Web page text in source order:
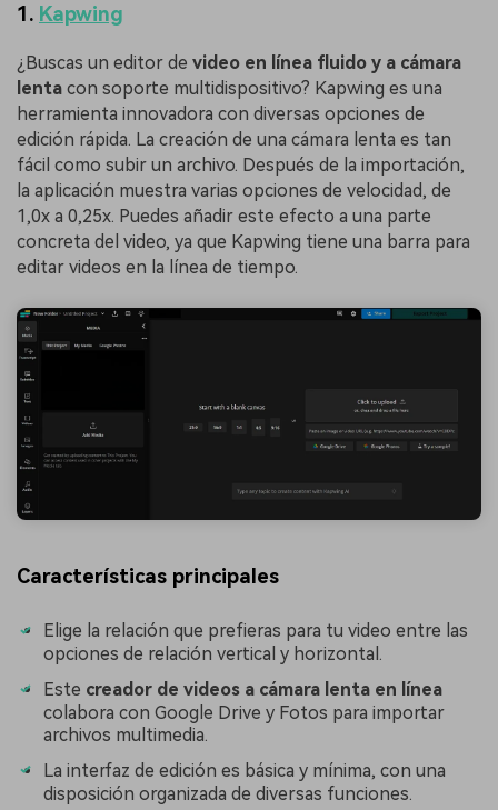
1. Kapwing
¿Buscas un editor de video en línea fluido y a cámara
lenta con soporte multidispositivo?󠀲󠀡󠀤󠀢󠀩󠀥󠀢󠀦󠀥󠀳󠀰 Kapwing es una
herramienta innovadora con diversas opciones de
edición rápida. La creación de una cámara lenta es tan
fácil como subir un archivo. Después de la importación,
la aplicación muestra varias opciones de velocidad, de
1,0x a 0,25x. Puedes añadir este efecto a una parte
concreta del video, ya que Kapwing tiene una barra para
editar videos en la línea de tiempo.
Características principales
Elige la relación que prefieras para tu video entre las
opciones de relación vertical y horizontal.
󠀰Este creador de videos a cámara lenta en línea
colabora con Google Drive y Fotos para importar
archivos multimedia.
La interfaz de edición es básica y mínima, con una
disposición organizada de diversas funciones.